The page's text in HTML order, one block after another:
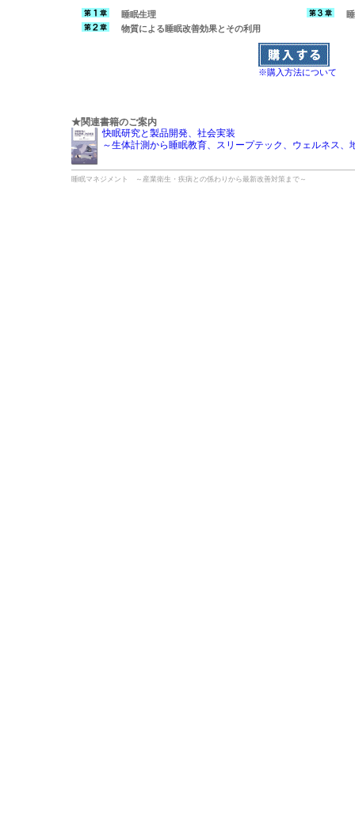
睡眠生理
物質による睡眠改善効果とその利用
睡
※購入方法について
★関連書籍のご案内
快眠研究と製品開発、社会実装
～生体計測から睡眠教育、スリープテック、ウェルネス、
睡眠マネジメント ～産業衛生・疾病との係わりから最新改善対策まで～